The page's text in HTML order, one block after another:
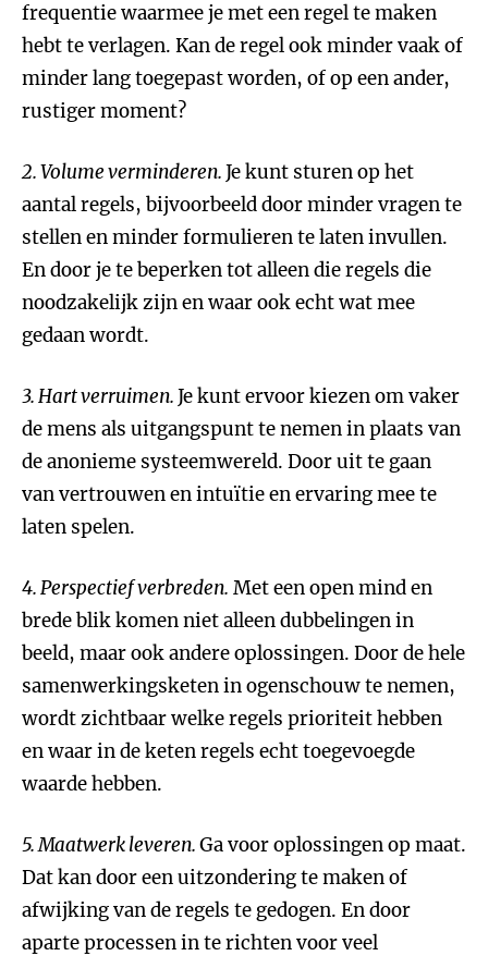
frequentie waarmee je met een regel te maken
hebt te verlagen. Kan de regel ook minder vaak of
minder lang toegepast worden, of op een ander,
rustiger moment?
2. Volume verminderen.Je kunt sturen op het
aantal regels, bijvoorbeeld door minder vragen te
stellen en minder formulieren te laten invullen.
En door je te beperken tot alleen die regels die
noodzakelijk zijn en waar ook echt wat mee
gedaan wordt.
3. Hart verruimen.Je kunt ervoor kiezen om vaker
de mens als uitgangspunt te nemen in plaats van
de anonieme systeemwereld. Door uit te gaan
van vertrouwen en intuïtie en ervaring mee te
laten spelen.
4. Perspectief verbreden. Met een open mind en
brede blik komen niet alleen dubbelingen in
beeld, maar ook andere oplossingen. Door de hele
samenwerkingsketen in ogenschouw te nemen,
wordt zichtbaar welke regels prioriteit hebben
en waar in de keten regels echt toegevoegde
waarde hebben.
5. Maatwerk leveren.Ga voor oplossingen op maat.
Dat kan door een uitzondering te maken of
afwijking van de regels te gedogen. En door
aparte processen in te richten voor veel